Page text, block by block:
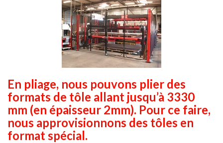
En pliage, nous pouvons plier des
formats de tôle allant jusqu’à 3330
mm (en épaisseur 2mm). Pour ce faire,
nous approvisionnons des tôles en
format spécial.